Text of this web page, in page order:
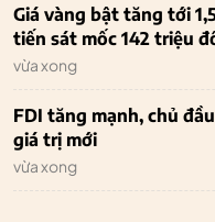
Giá vàng bật tăng tới
tiến sát mốc 142 triệu
vừa xong
FDI tăng mạnh, chủ
giá trị mới
vừa xong